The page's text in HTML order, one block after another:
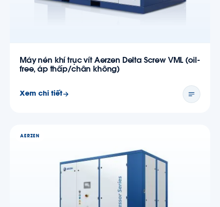
Máy nén khí trục vít Aerzen Delta Screw VML (oil-
free, áp thấp/chân không)
Xem chi tiết
AERZEN